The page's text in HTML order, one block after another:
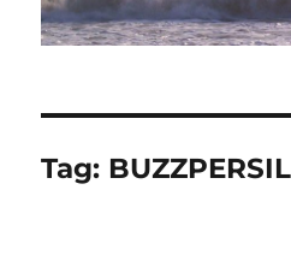
Tag: